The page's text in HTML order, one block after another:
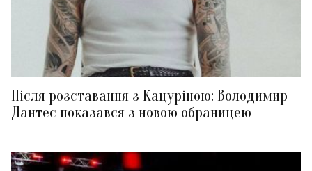
Після розставання з Кацуріною: Володимир
Дантес показався з новою обраницею